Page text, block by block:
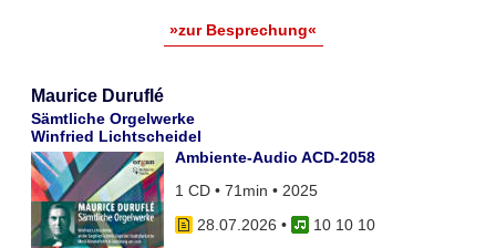
»zur Besprechung«
Maurice Duruflé
Sämtliche Orgelwerke
Winfried Lichtscheidel
Ambiente-Audio ACD-2058
1 CD • 71min • 2025
28.07.2026 •
10 10 10